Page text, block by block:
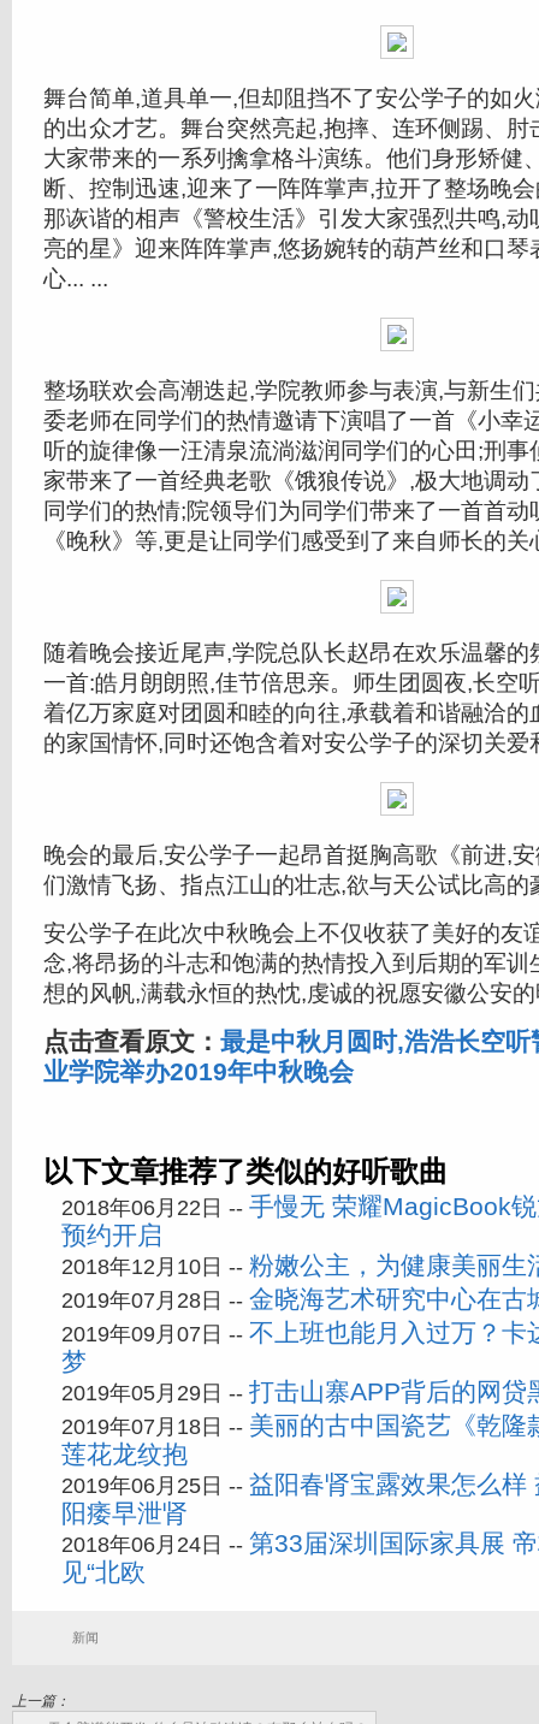
舞台简单,道具单一,但却阻挡不了安公学子的如
的出众才艺。舞台突然亮起,抱摔、连环侧踢、
大家带来的一系列擒拿格斗演练。他们身形矫健
断、控制迅速,迎来了一阵阵掌声,拉开了整场晚
那诙谐的相声《警校生活》引发大家强烈共鸣,动
亮的星》迎来阵阵掌声,悠扬婉转的葫芦丝和口琴
心... ...
整场联欢会高潮迭起,学院教师参与表演,与新生
委老师在同学们的热情邀请下演唱了一首《小幸
听的旋律像一汪清泉流淌滋润同学们的心田;刑
家带来了一首经典老歌《饿狼传说》,极大地调动
同学们的热情;院领导们为同学们带来了一首首
《晚秋》等,更是让同学们感受到了来自师长的
随着晚会接近尾声,学院总队长赵昂在欢乐温馨
一首:皓月朗朗照,佳节倍思亲。师生团圆夜,长空
着亿万家庭对团圆和睦的向往,承载着和谐融洽的
的家国情怀,同时还饱含着对安公学子的深切关爱
晚会的最后,安公学子一起昂首挺胸高歌《前进,
们激情飞扬、指点江山的壮志,欲与天公试比高的
安公学子在此次中秋晚会上不仅收获了美好的友
念,将昂扬的斗志和饱满的热情投入到后期的军训
想的风帆,满载永恒的热忱,虔诚的祝愿安徽公安
点击查看原文： 最是中秋月圆时,浩浩长空
业学院举办2019年中秋晚会
以下文章推荐了类似的好听歌曲
2018年06月22日 -- 手慢无 荣耀MagicBook
预约开启
2018年12月10日 -- 粉嫩公主，为健康美丽生
2019年07月28日 -- 金晓海艺术研究中心在古
2019年09月07日 -- 不上班也能月入过万？卡
梦
2019年05月29日 -- 打击山寨APP背后的网贷
2019年07月18日 -- 美丽的古中国瓷艺《乾隆
莲花龙纹抱
2019年06月25日 -- 益阳春肾宝露效果怎么样
阳痿早泄肾
2018年06月24日 -- 第33届深圳国际家具展
见“北欧
新闻
上一篇：